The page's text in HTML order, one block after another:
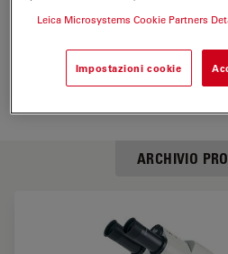
BESOIN
Contactez notre
ARCHIVIO
Leica Microsystems Cookie Partners
Impostazioni cookie